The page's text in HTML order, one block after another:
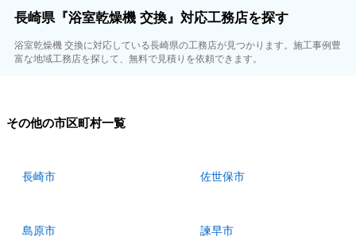
長崎県『浴室乾燥機 交換』対応工務店を探す
浴室乾燥機 交換に対応している長崎県の工務店が見つかります。施工事例豊
富な地域工務店を探して、無料で見積りを依頼できます。
その他の市区町村一覧
長崎市 佐世保市
島原市 諫早市